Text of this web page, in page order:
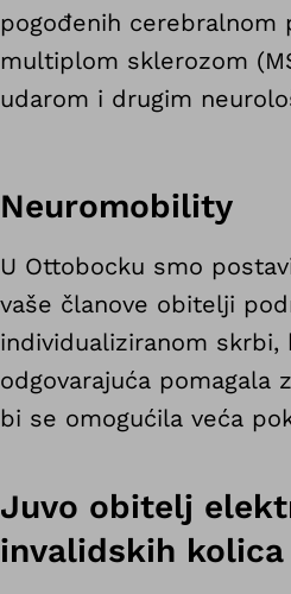
pogođenih cerebralnom
multiplom sklerozom
udarom i drugim
Neuromobility
U Ottobocku smo
vaše članove obitelji
individualiziranom skrbi,
odgovarajuća pomagala
bi se omogućila veća
Juvo obitelj
invalidskih kolica